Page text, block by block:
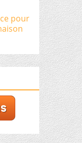
pour